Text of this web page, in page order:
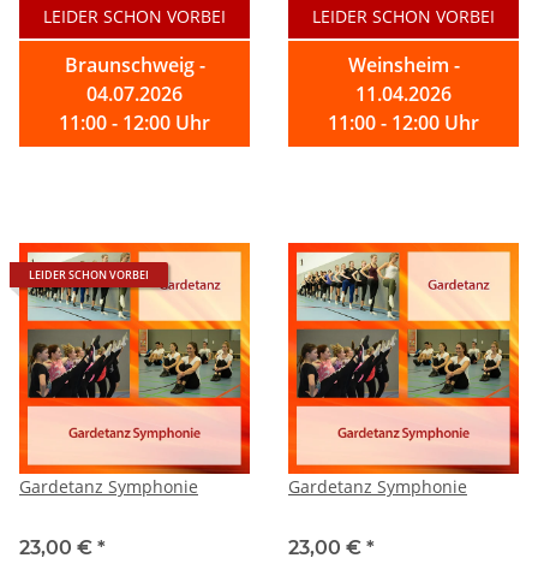
LEIDER SCHON VORBEI
Braunschweig -
04.07.2026
11:00 - 12:00 Uhr
LEIDER SCHON VORBEI
Weinsheim -
11.04.2026
11:00 - 12:00 Uhr
LEIDER SCHON VORBEI
Gardetanz Symphonie
23,00 € *
Gardetanz Symphonie
23,00 € *